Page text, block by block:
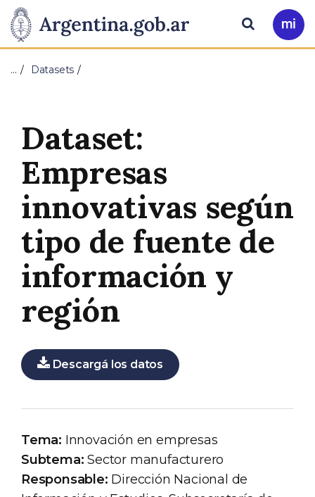
Presidencia
de
Nación
Pasar al contenido principal
Ir
a
Buscar
… Datasets
Dataset:
Empresas
innovativas según
tipo de fuente de
información y
región
Descargá los datos
Tema: Innovación en empresas
Subtema: Sector manufacturero
Responsable: Dirección Nacional de